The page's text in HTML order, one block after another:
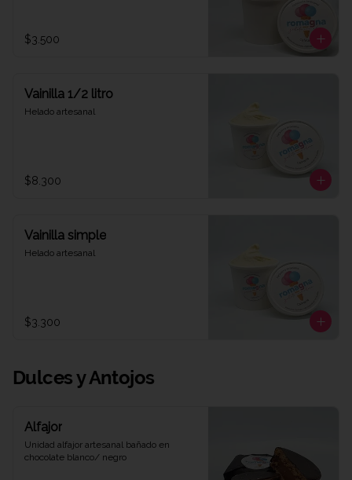
$3.500
Vainilla 1/2 litro
Helado artesanal
$8.300
Vainilla simple
Helado artesanal
$3.300
Dulces y Antojos
Alfajor
Unidad alfajor artesanal bañado en
chocolate blanco/ negro